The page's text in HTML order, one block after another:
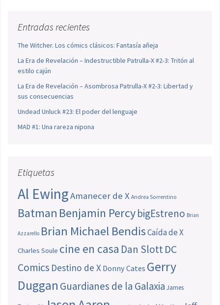
Entradas recientes
The Witcher. Los cómics clásicos: Fantasía añeja
La Era de Revelación – Indestructible Patrulla-X #2-3: Tritón al
estilo cajún
La Era de Revelación – Asombrosa Patrulla-X #2-3: Libertad y
sus consecuencias
Undead Unluck #23: El poder del lenguaje
MAD #1: Una rareza nipona
Etiquetas
Al EwingAmanecer de X Andrea Sorrentino
Batman Benjamin PercybigEstreno Brian
Azzarello Brian Michael BendisCaída de X
Charles Soule cine en casa Dan SlottDC
Comics Destino de X Donny Cates Gerry
Duggan Guardianes de la Galaxia James